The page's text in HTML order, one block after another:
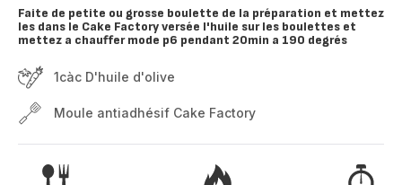
Faite de petite ou grosse boulette de la préparation et mettez
les dans le Cake Factory versée l'huile sur les boulettes et
mettez a chauffer mode p6 pendant 20min a 190 degrés
1càc D'huile d'olive
Moule antiadhésif Cake Factory